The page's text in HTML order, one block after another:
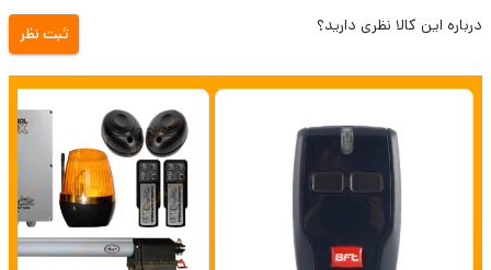
درباره این کالا نظری دارید؟ ثبت نظر